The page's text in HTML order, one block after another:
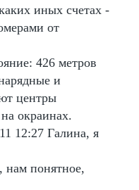
иных счетах -
от
426 метров
и
центры
окраинах.
12:27 Галина, я
нам понятное,